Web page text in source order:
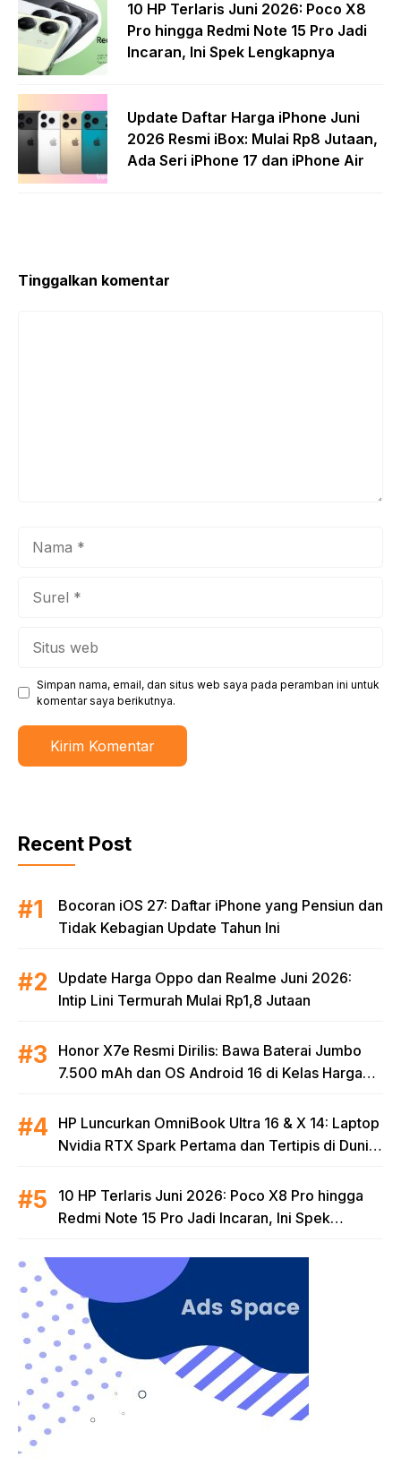
10 HP Terlaris Juni 2026: Poco X8
Pro hingga Redmi Note 15 Pro Jadi
Incaran, Ini Spek Lengkapnya
Update Daftar Harga iPhone Juni
2026 Resmi iBox: Mulai Rp8 Jutaan,
Ada Seri iPhone 17 dan iPhone Air
Tinggalkan komentar
Simpan nama, email, dan situs web saya pada peramban ini untuk
komentar saya berikutnya.
Recent Post
Bocoran iOS 27: Daftar iPhone yang Pensiun dan
Tidak Kebagian Update Tahun Ini
Update Harga Oppo dan Realme Juni 2026:
Intip Lini Termurah Mulai Rp1,8 Jutaan
Honor X7e Resmi Dirilis: Bawa Baterai Jumbo
7.500 mAh dan OS Android 16 di Kelas Harga
HP Luncurkan OmniBook Ultra 16 & X 14: Laptop
Nvidia RTX Spark Pertama dan Tertipis di Dunia
10 HP Terlaris Juni 2026: Poco X8 Pro hingga
Redmi Note 15 Pro Jadi Incaran, Ini Spek